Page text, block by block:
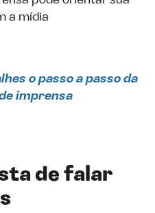
o passo a passo da
imprensa
de falar